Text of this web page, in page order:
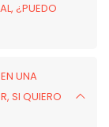
¿PUEDO
UNA
SI QUIERO